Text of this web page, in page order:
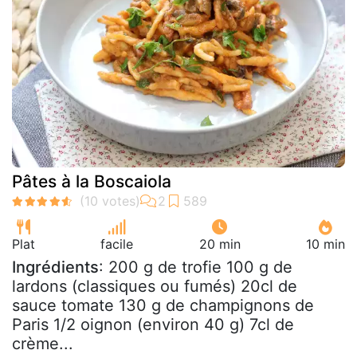
Pâtes à la Boscaiola
Plat facile 20 min 10 min
Ingrédients: 200 g de trofie 100 g de
lardons (classiques ou fumés) 20cl de
sauce tomate 130 g de champignons de
Paris 1/2 oignon (environ 40 g) 7cl de
crème...